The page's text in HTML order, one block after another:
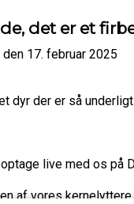
det er et
den 17. februar 2025
dyr der er så
live med os på
af vores kernelyttere